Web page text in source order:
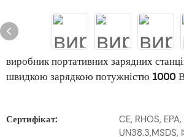
виробник портативних зарядних
швидкою зарядкою потужністю 1000
Сертифікат:
CE, RHOS,
UN38.3,MSDS,